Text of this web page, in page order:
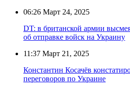
06:26 Март 24, 2025
DT: в британской армии
об отправке войск на Украину
11:37 Март 21, 2025
Константин Косачёв
переговоров по Украине